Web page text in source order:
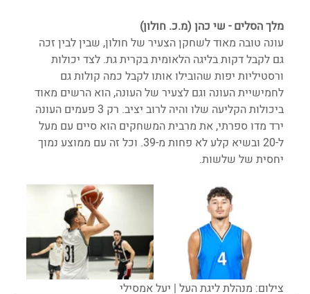
מלך הסלים - שי כהן (מ.כ. חולון)
עונה טובה מאוד לשחקן הצעיר של חולון, שבין לבין זכה
גם לקבל דקות בליגה הלאומית בקרית גת. לצד יכולות
ורסטיליות יפות שהובילו אותו לקבל כמה קולות גם
לחמישיית העונה וגם לצעיר של העונה, הוא הרשים מאוד
ביכולות הקליעה שלו והיה לרוב יציב. רק 3 פעמים העונה
ירד מדו ספרתי, את מרבית המשחקים הוא סיים עם מעל
ל-20 ובשיא קלע לא פחות מ-39. וכל זה עם ממוצע נמוך
יחסית של שלשות.
צילום: מנהלת ליגת העל | יעל אמסילי